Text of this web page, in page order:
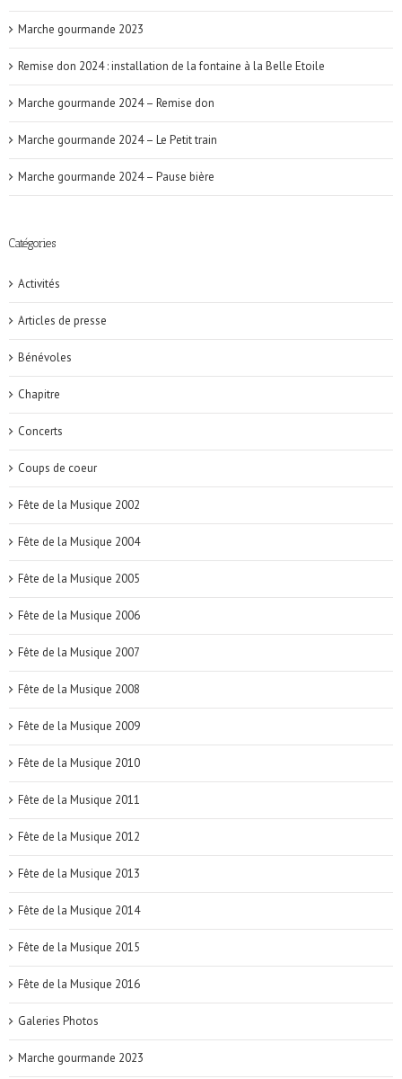
Marche gourmande 2023
Remise don 2024 : installation de la fontaine à la Belle Etoile
Marche gourmande 2024 – Remise don
Marche gourmande 2024 – Le Petit train
Marche gourmande 2024 – Pause bière
Catégories
Activités
Articles de presse
Bénévoles
Chapitre
Concerts
Coups de coeur
Fête de la Musique 2002
Fête de la Musique 2004
Fête de la Musique 2005
Fête de la Musique 2006
Fête de la Musique 2007
Fête de la Musique 2008
Fête de la Musique 2009
Fête de la Musique 2010
Fête de la Musique 2011
Fête de la Musique 2012
Fête de la Musique 2013
Fête de la Musique 2014
Fête de la Musique 2015
Fête de la Musique 2016
Galeries Photos
Marche gourmande 2023